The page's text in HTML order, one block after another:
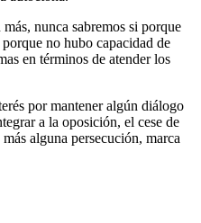
nunca sabremos si porque
no hubo capacidad de
en términos de atender los
por mantener algún diálogo
a la oposición, el cese de
alguna persecución, marca